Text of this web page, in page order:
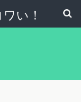
い！